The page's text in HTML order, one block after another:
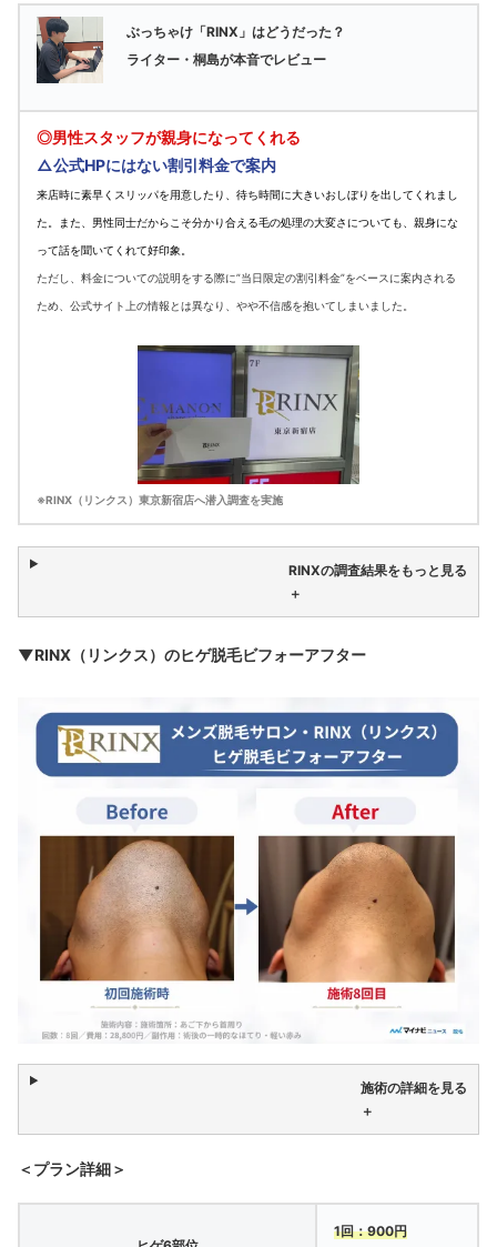
ぶっちゃけ「RINX」はどうだった？
ライター・桐島が本音でレビュー
◎男性スタッフが親身になってくれる
△公式HPにはない割引料金で案内
来店時に素早くスリッパを用意したり、待ち時間に大きいおしぼりを出してくれまし
た。また、男性同士だからこそ分かり合える毛の処理の大変さについても、親身にな
って話を聞いてくれて好印象。
ただし、料金についての説明をする際に”当日限定の割引料金”をベースに案内される
ため、公式サイト上の情報とは異なり、やや不信感を抱いてしまいました。
※RINX（リンクス）東京新宿店へ潜入調査を実施
RINXの調査結果をもっと見る
＋
▼RINX（リンクス）のヒゲ脱毛ビフォーアフター
施術の詳細を見る
＋
＜プラン詳細＞
1回：900円